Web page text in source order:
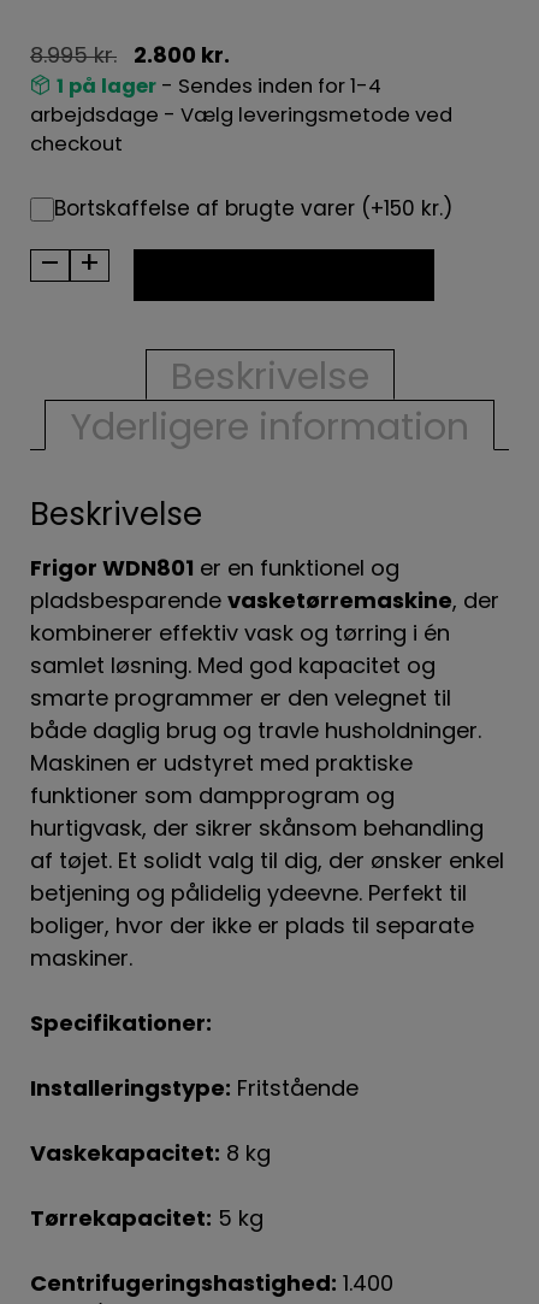
8.995kr. 2.800 kr.
1 på lager- Sendes inden for 1-4
arbejdsdage - Vælg leveringsmetode ved
checkout
Bortskaffelse af brugte varer (+150 kr.)
–
BRUGT
vasketørremaskine
antal
+
Beskrivelse
Yderligere information
Beskrivelse
Frigor WDN801 er en funktionel og
pladsbesparende vasketørremaskine, der
kombinerer effektiv vask og tørring i én
samlet løsning. Med god kapacitet og
smarte programmer er den velegnet til
både daglig brug og travle husholdninger.
Maskinen er udstyret med praktiske
funktioner som dampprogram og
hurtigvask, der sikrer skånsom behandling
af tøjet. Et solidt valg til dig, der ønsker enkel
betjening og pålidelig ydeevne. Perfekt til
boliger, hvor der ikke er plads til separate
maskiner.
Specifikationer:
Installeringstype: Fritstående
Vaskekapacitet: 8 kg
Tørrekapacitet: 5 kg
Centrifugeringshastighed: 1.400